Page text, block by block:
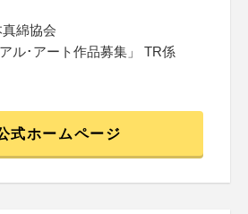
綿協会
ル･アート作品募集」 TR係
式ホームページ